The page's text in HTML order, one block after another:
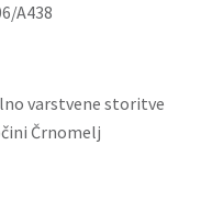
A438
varstvene storitve
Črnomelj